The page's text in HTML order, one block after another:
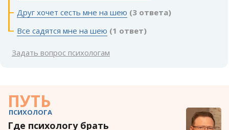
Друг хочет сесть мне на шею (3 ответа)
Все садятся мне на шею (1 ответ)
Задать вопрос психологам
ПУТЬ
ПСИХОЛОГА
Где психологу брать